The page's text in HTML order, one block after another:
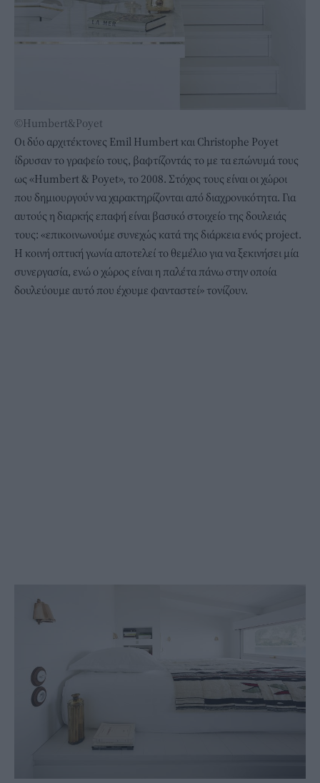
©Humbert&Poyet
Οι δύο αρχιτέκτονες Emil Humbert και Christophe Poyet
ίδρυσαν το γραφείο τους, βαφτίζοντάς το με τα επώνυμά τους
ως «Humbert & Poyet», το 2008. Στόχος τους είναι οι χώροι
που δημιουργούν να χαρακτηρίζονται από διαχρονικότητα. Για
αυτούς η διαρκής επαφή είναι βασικό στοιχείο της δουλειάς
τους: «επικοινωνούμε συνεχώς κατά της διάρκεια ενός project.
Η κοινή οπτική γωνία αποτελεί το θεμέλιο για να ξεκινήσει μία
συνεργασία, ενώ ο χώρος είναι η παλέτα πάνω στην οποία
δουλεύουμε αυτό που έχουμε φανταστεί» τονίζουν.